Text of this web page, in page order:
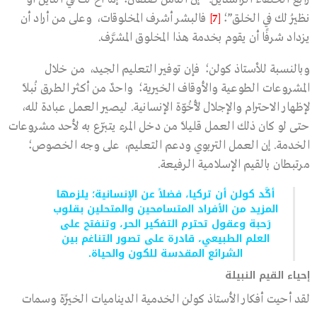
نظيرُ لك في الخلق”؛ [7]
فالبشر أشرف المخلوقات، وعلى من أراد أن
يزداد شرفًا أن يقوم بخدمة هذا المخلوق المشرَّف.
وبالنسبة للأستاذ كولن؛ فإن توفير التعليم الجيد، من خلال
المشروعات الطوعية والأوقاف الخيرية؛ واحدٌ من أكثر الطرق نُبلاً
لإظهار الاحترام والإجلال لأُخُوّة الإنسانية. ليصير العمل عبادة لله،
حتى لو كان ذلك العمل قليلاً من دخل المرء يتبرّع به لأحد مشروعات
الخدمة. إن العمل التربوي ودعم التعليم، على وجه الخصوص؛
مرتبطان بالقيم الإسلامية الرفيعة.
أكَّد كولن أن تركيا، فضلاً عن الإنسانية؛ يلزمها
المزيد من الأفراد المتسامحين والمتحلين بقلوب
رَحبة وعقول تحترم التفكير الحر، وتنفتح على
العلم الطبيعي، قادرة على تصور التناغم بين
الشرائع المقدسة للكون والحياة.
إحياء القيم النبيلة
لقد أحيت أفكار الأستاذ كولن الخدمية الديناميات الخيِّرة وسمات